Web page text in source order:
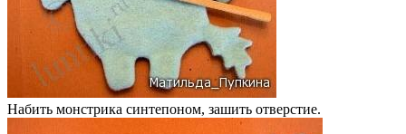
Набить монстрика синтепоном, зашить отверстие.